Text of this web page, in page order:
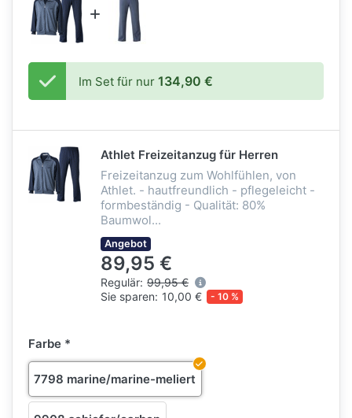
Im Set für nur 134,90 €
Athlet Freizeitanzug für Herren
Freizeitanzug zum Wohlfühlen, von
Athlet. - hautfreundlich - pflegeleicht -
formbeständig - Qualität: 80%
Baumwol...
Angebot
89,95 €
Regulär: 99,95 €
Sie sparen: 10,00 € - 10 %
Farbe
7798 marine/marine-meliert